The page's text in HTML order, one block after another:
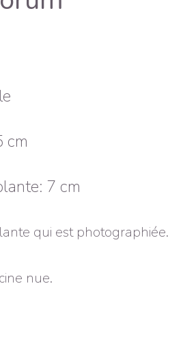
cm
7 cm
qui est photographiée.
nue.